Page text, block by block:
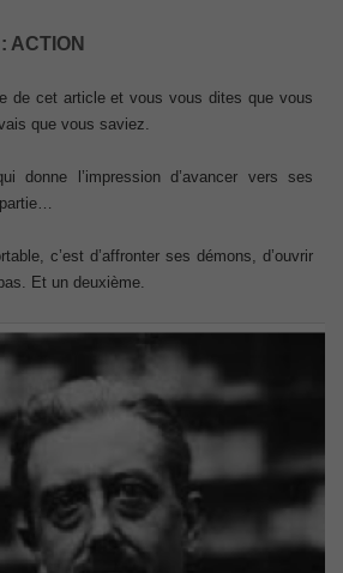
ACTION
de cet article et vous vous dites que vous
que vous saviez.
donne l’impression d’avancer vers ses
c’est d’affronter ses démons, d’ouvrir
Et un deuxième.